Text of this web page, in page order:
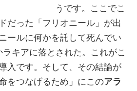
うです。ここでこ
だった「フリオニール」が出
ールに何かを託して死んでい
キアに落とされた。これがこ
入です。そして、その結論が
をつなげるため」にこのアラ